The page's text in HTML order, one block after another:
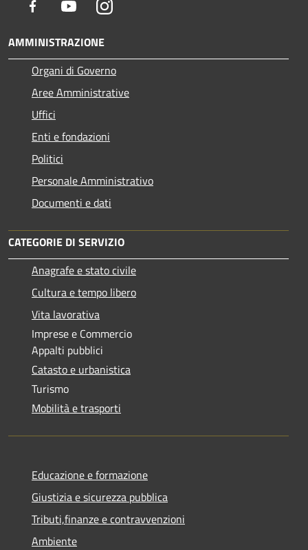
Facebook YoutubeInstagram
AMMINISTRAZIONE
Organi di Governo
Aree Amministrative
Uffici
Enti e fondazioni
Politici
Personale Amministrativo
Documenti e dati
CATEGORIE DI SERVIZIO
Anagrafe e stato civile
Cultura e tempo libero
Vita lavorativa
Imprese e Commercio
Appalti pubblici
Catasto e urbanistica
Turismo
Mobilità e trasporti
Educazione e formazione
Giustizia e sicurezza pubblica
Tributi,finanze e contravvenzioni
Ambiente